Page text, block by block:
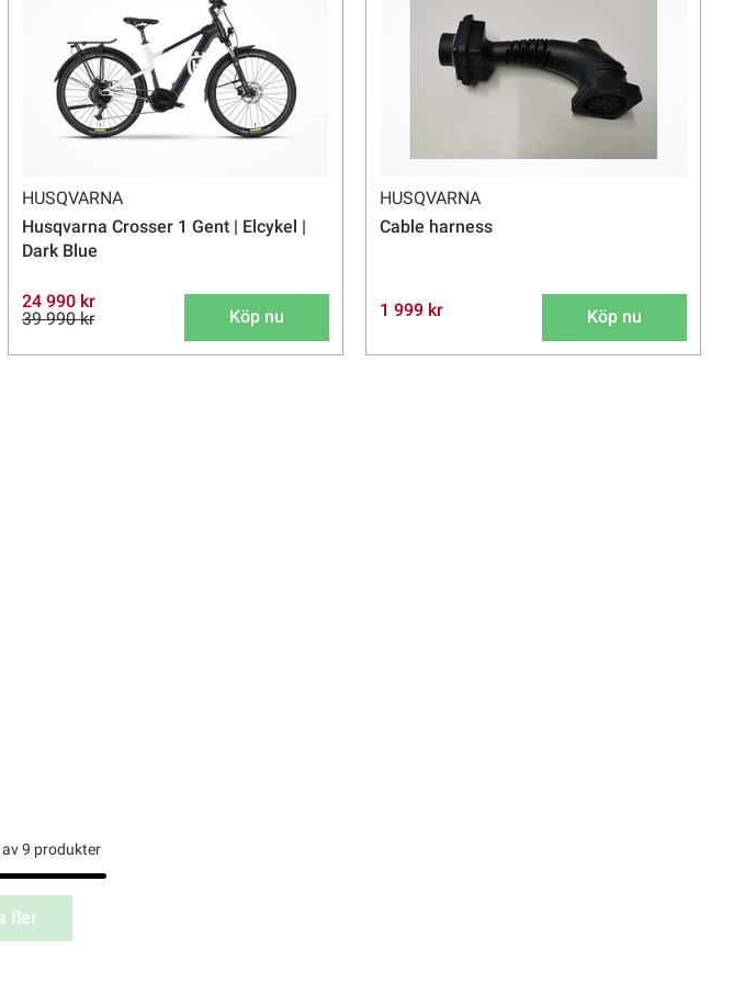
HUSQVARNA
Husqvarna Crosser 1 Gent | Elcykel |
Dark Blue
24 990 kr
39 990 kr
Köp nu
HUSQVARNA
Cable harness
1 999 kr Köp nu
av 9 produkter
fler